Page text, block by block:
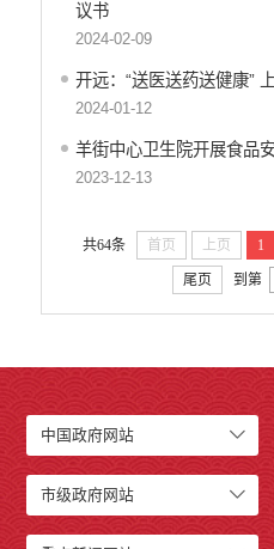
议书
2024-02-09
开远：“送医送药送健康”
2024-01-12
羊街中心卫生院开展食品
2023-12-13
共64条 首页 上页 1
尾页 到第
中国政府网站
市级政府网站